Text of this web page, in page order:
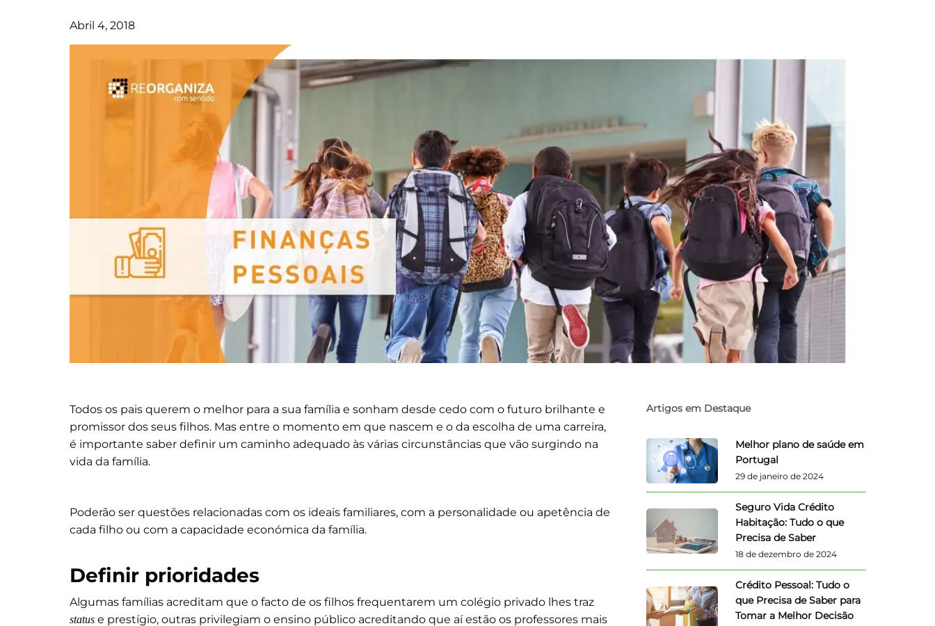
Abril 4, 2018
Todos os pais querem o melhor para a sua família e sonham desde cedo com o futuro brilhante e
promissor dos seus filhos. Mas entre o momento em que nascem e o da escolha de uma carreira,
é importante saber definir um caminho adequado às várias circunstâncias que vão surgindo na
vida da família.
Poderão ser questões relacionadas com os ideais familiares, com a personalidade ou apetência de
cada filho ou com a capacidade económica da família.
Definir prioridades
Algumas famílias acreditam que o facto de os filhos frequentarem um colégio privado lhes traz
status e prestígio, outras privilegiam o ensino público acreditando que aí estão os professores mais
Artigos em Destaque
Melhor plano de saúde em
Portugal
29 de janeiro de 2024
Seguro Vida Crédito
Habitação: Tudo o que
Precisa de Saber
18 de dezembro de 2024
Crédito Pessoal: Tudo o
que Precisa de Saber para
Tomar a Melhor Decisão